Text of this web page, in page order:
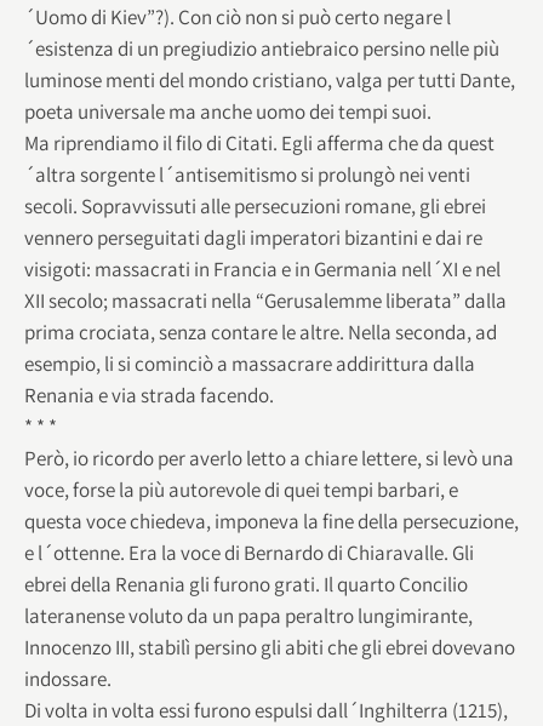
´Uomo di Kiev”?). Con ciò non si può certo negare l
´esistenza di un pregiudizio antiebraico persino nelle più
luminose menti del mondo cristiano, valga per tutti Dante,
poeta universale ma anche uomo dei tempi suoi.
Ma riprendiamo il filo di Citati. Egli afferma che da quest
´altra sorgente l´antisemitismo si prolungò nei venti
secoli. Sopravvissuti alle persecuzioni romane, gli ebrei
vennero perseguitati dagli imperatori bizantini e dai re
visigoti: massacrati in Francia e in Germania nell´XI e nel
XII secolo; massacrati nella “Gerusalemme liberata” dalla
prima crociata, senza contare le altre. Nella seconda, ad
esempio, li si cominciò a massacrare addirittura dalla
Renania e via strada facendo.
* * *
Però, io ricordo per averlo letto a chiare lettere, si levò una
voce, forse la più autorevole di quei tempi barbari, e
questa voce chiedeva, imponeva la fine della persecuzione,
e l´ottenne. Era la voce di Bernardo di Chiaravalle. Gli
ebrei della Renania gli furono grati. Il quarto Concilio
lateranense voluto da un papa peraltro lungimirante,
Innocenzo III, stabilì persino gli abiti che gli ebrei dovevano
indossare.
Di volta in volta essi furono espulsi dall´Inghilterra (1215),